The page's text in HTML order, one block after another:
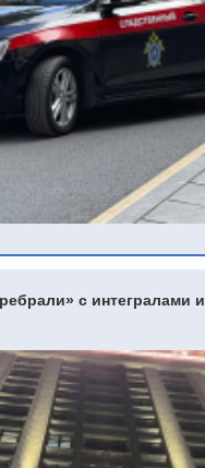
с интегралами и